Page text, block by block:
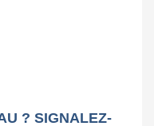
? SIGNALEZ-